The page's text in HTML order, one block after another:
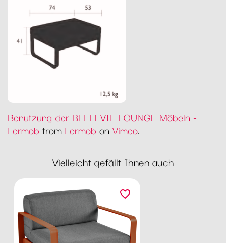
Benutzung der BELLEVIE LOUNGE Möbeln -
Fermob from Fermob on Vimeo.
Vielleicht gefällt Ihnen auch
favorite_border